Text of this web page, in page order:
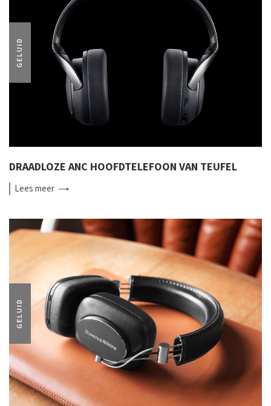
GELUID
DRAADLOZE ANC HOOFDTELEFOON VAN TEUFEL
Leesmeer
GELUID